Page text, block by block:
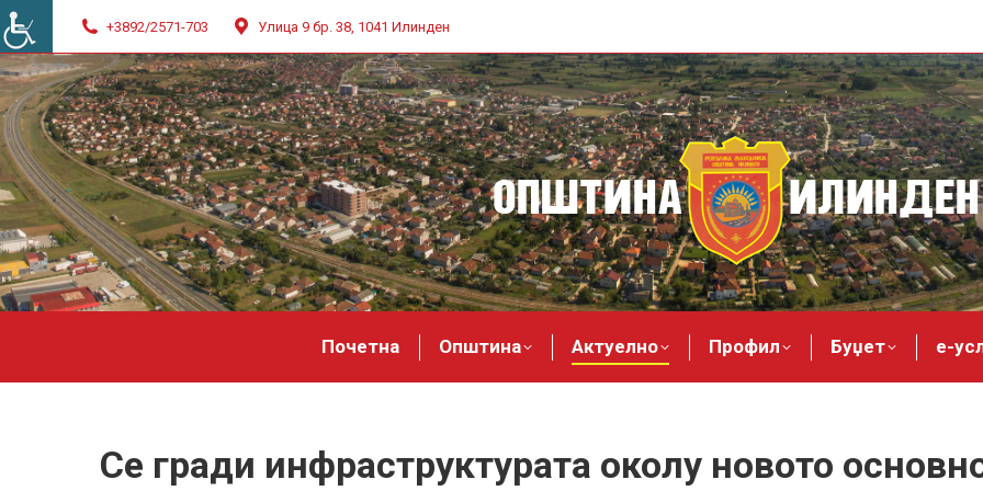
+3892/2571-703 Улица 9 бр. 38, 1041 Илинден
Почетна Општина Актуелно Профил Буџет е-
Се гради инфраструктурата околу новото